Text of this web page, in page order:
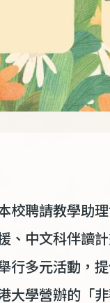
校聘請教學助
、中文科伴讀
行多元活動，
大學營辦的「